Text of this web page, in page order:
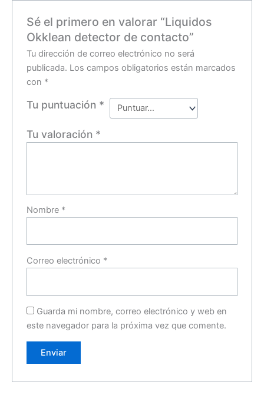
Sé el primero en valorar “Liquidos
Okklean detector de contacto”
Tu dirección de correo electrónico no será
publicada. Los campos obligatorios están marcados
con *
Tu puntuación *
Tu valoración *
Nombre *
Correo electrónico *
Guarda mi nombre, correo electrónico y web en
este navegador para la próxima vez que comente.